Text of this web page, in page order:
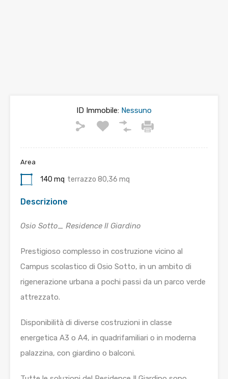
ID Immobile: Nessuno
Area
140 mq terrazzo 80,36 mq
Descrizione
Osio Sotto_ Residence Il Giardino
Prestigioso complesso in costruzione vicino al
Campus scolastico di Osio Sotto, in un ambito di
rigenerazione urbana a pochi passi da un parco verde
attrezzato.
Disponibilità di diverse costruzioni in classe
energetica A3 o A4, in quadrifamiliari o in moderna
palazzina, con giardino o balconi.